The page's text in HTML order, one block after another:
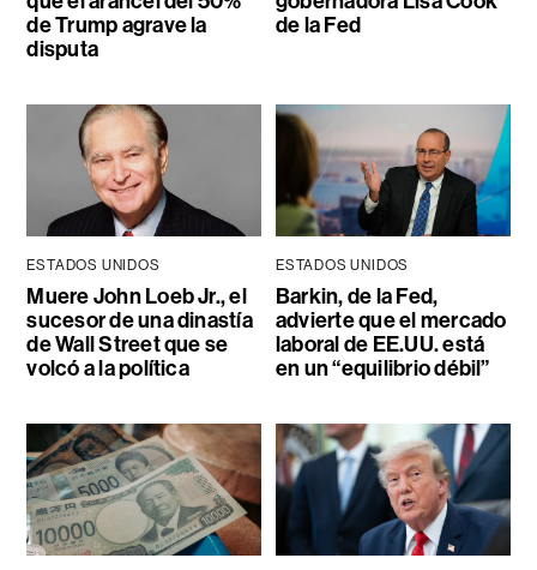
de Trump agrave la
disputa
de la Fed
ESTADOS UNIDOS
Muere John Loeb Jr., el
sucesor de una dinastía
de Wall Street que se
volcó a la política
ESTADOS UNIDOS
Barkin, de la Fed,
advierte que el mercado
laboral de EE.UU. está
en un “equilibrio débil”